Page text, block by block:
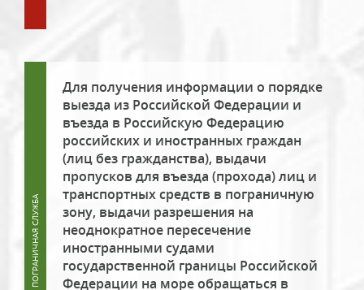
Для получения информации о порядке
выезда из Российской Федерации и
въезда в Российскую Федерацию
российских и иностранных граждан
(лиц без гражданства), выдачи
пропусков для въезда (прохода) лиц и
транспортных средств в пограничную
зону, выдачи разрешения на
неоднократное пересечение
иностранными судами
государственной границы Российской
Федерации на море обращаться в